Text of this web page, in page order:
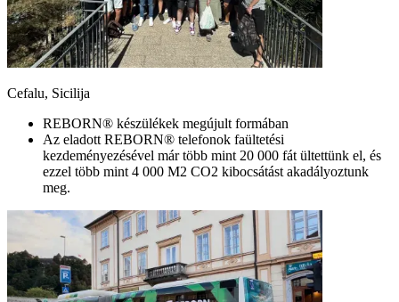
Cefalu, Sicilija
REBORN® készülékek megújult formában
Az eladott REBORN® telefonok faültetési
kezdeményezésével már több mint 20 000 fát ültettünk el, és
ezzel több mint 4 000 M2 CO2 kibocsátást akadályoztunk
meg.